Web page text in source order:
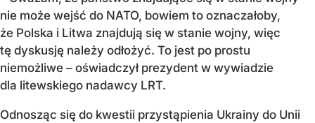
nie może wejść do NATO, bowiem to oznaczałoby,
że Polska i Litwa znajdują się w stanie wojny, więc
tę dyskusję należy odłożyć. To jest po prostu
niemożliwe – oświadczył prezydent w wywiadzie
dla litewskiego nadawcy LRT.
Odnosząc się do kwestii przystąpienia Ukrainy do Unii